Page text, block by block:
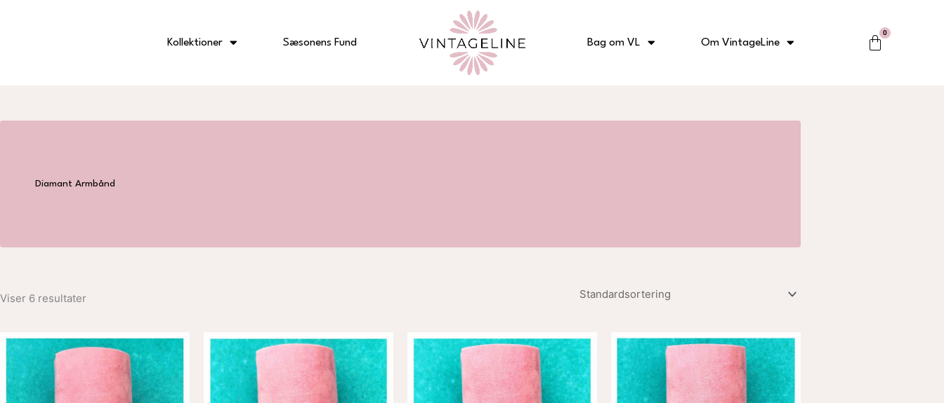
Kollektioner Sæsonens Fund Bag om VL Om VintageLine
0
Kurv
Diamant Armbånd
Viser 6 resultater